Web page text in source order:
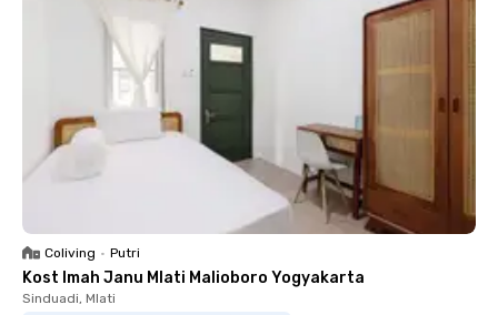
Coliving • Putri
Kost Imah Janu Mlati Malioboro Yogyakarta
Sinduadi, Mlati